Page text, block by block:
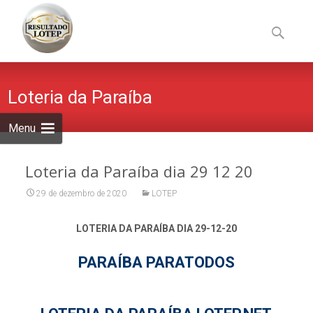
Menu
to
content
por:
Loteria da Paraíba
Loteria da Paraíba dia 29 12 20
29 de dezembro de 2020 LOTEP
LOTERIA DA PARAÍBA DIA 29-12-20
PARAÍBA PARATODOS